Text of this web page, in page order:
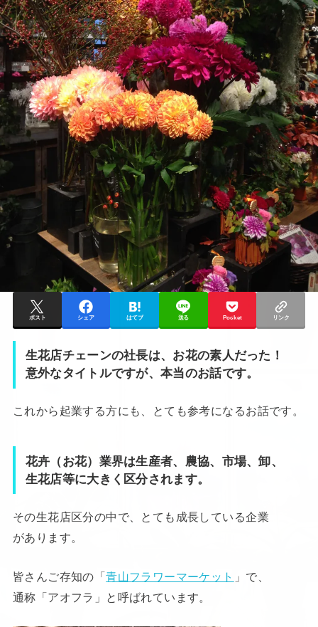
ポスト シェア はてブ 送る Pocket リンク
生花店チェーンの社長は、お花の素人だった！
意外なタイトルですが、本当のお話です。
これから起業する方にも、とても参考になるお話です。
花卉（お花）業界は生産者、農協、市場、卸、
生花店等に大きく区分されます。
その生花店区分の中で、とても成長している企業
があります。
皆さんご存知の「青山フラワーマーケット
」で、
通称「アオフラ」と呼ばれています。